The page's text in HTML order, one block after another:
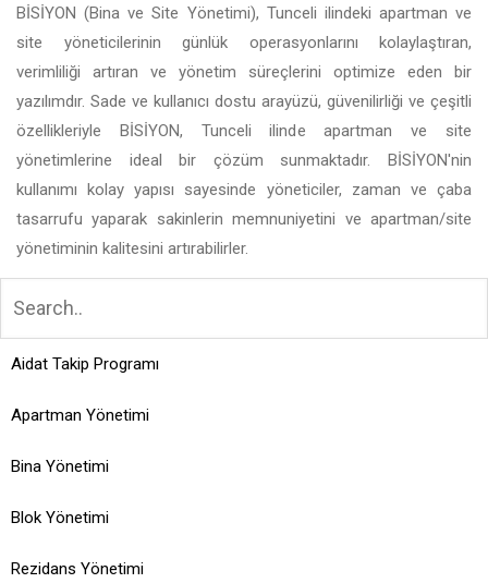
BİSİYON (Bina ve Site Yönetimi), Tunceli ilindeki apartman ve
site yöneticilerinin günlük operasyonlarını kolaylaştıran,
verimliliği artıran ve yönetim süreçlerini optimize eden bir
yazılımdır. Sade ve kullanıcı dostu arayüzü, güvenilirliği ve çeşitli
özellikleriyle BİSİYON, Tunceli ilinde apartman ve site
yönetimlerine ideal bir çözüm sunmaktadır. BİSİYON'nin
kullanımı kolay yapısı sayesinde yöneticiler, zaman ve çaba
tasarrufu yaparak sakinlerin memnuniyetini ve apartman/site
yönetiminin kalitesini artırabilirler.
Aidat Takip Programı
Apartman Yönetimi
Bina Yönetimi
Blok Yönetimi
Rezidans Yönetimi